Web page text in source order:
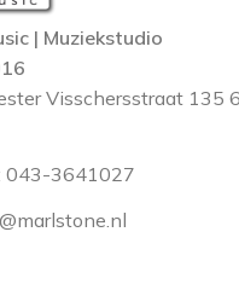
| Muziekstudio
Visschersstraat 135
043-3641027